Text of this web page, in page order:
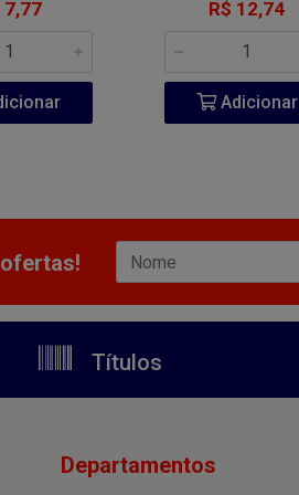
7,77 R$ 12,74
Adicionar
Títulos
Departamentos